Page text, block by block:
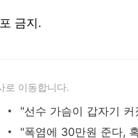
금지.
로 이동합니다.